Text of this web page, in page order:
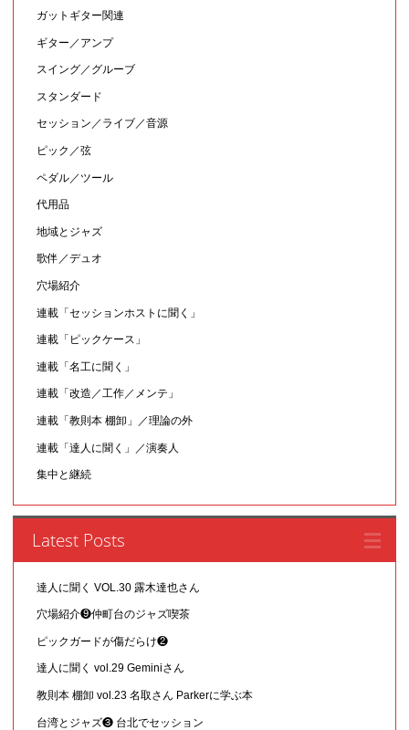
ガットギター関連
ギター／アンプ
スイング／グルーブ
スタンダード
セッション／ライブ／音源
ピック／弦
ペダル／ツール
代用品
地域とジャズ
歌伴／デュオ
穴場紹介
連載「セッションホストに聞く」
連載「ピックケース」
連載「名工に聞く」
連載「改造／工作／メンテ」
連載「教則本 棚卸」／理論の外
連載「達人に聞く」／演奏人
集中と継続
Latest Posts
達人に聞く VOL.30 露木達也さん
穴場紹介❾仲町台のジャズ喫茶
ピックガードが傷だらけ❷
達人に聞く vol.29 Geminiさん
教則本 棚卸 vol.23 名取さん Parkerに学ぶ本
台湾とジャズ❸ 台北でセッション